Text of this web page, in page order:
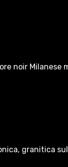
noir Milanese
granitica